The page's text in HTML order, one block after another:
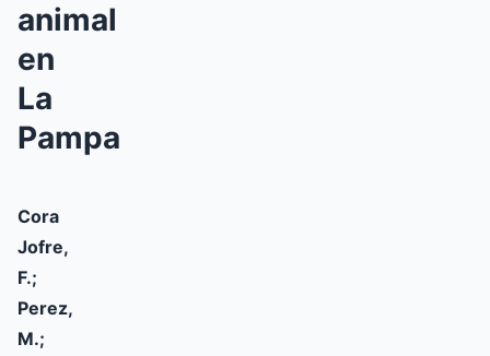
animal
en
La
Pampa
Cora
Jofre,
F.;
Perez,
M.;